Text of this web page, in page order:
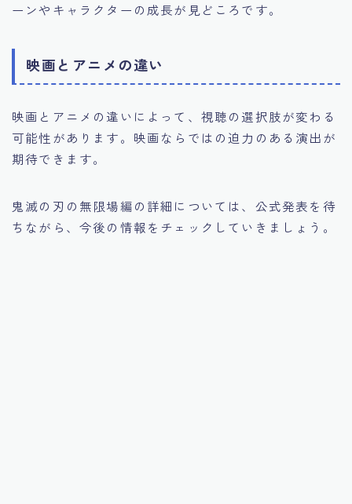
ーンやキャラクターの成長が見どころです。
映画とアニメの違い
映画とアニメの違いによって、視聴の選択肢が変わる
可能性があります。映画ならではの迫力のある演出が
期待できます。
鬼滅の刃の無限場編の詳細については、公式発表を待
ちながら、今後の情報をチェックしていきましょう。